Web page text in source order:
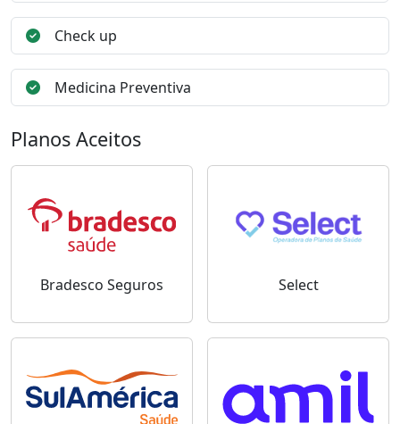
Check up
Medicina Preventiva
Planos Aceitos
Bradesco Seguros Select